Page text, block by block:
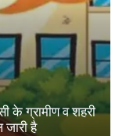
के ग्रामीण व शहरी
है